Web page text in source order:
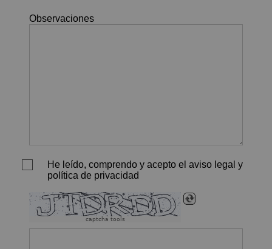
Observaciones
He leído, comprendo y acepto el aviso legal y
política de privacidad
captcha tools